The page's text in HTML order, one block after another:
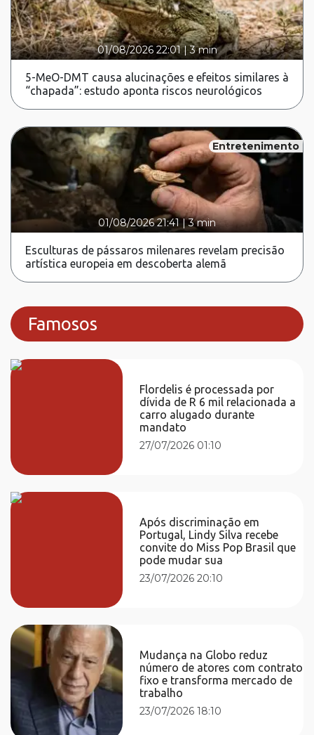
01/08/2026 22:01|3 min
5-MeO-DMT causa alucinações e efeitos similares à
“chapada”: estudo aponta riscos neurológicos
Entretenimento
01/08/2026 21:41 |3 min
Esculturas de pássaros milenares revelam precisão
artística europeia em descoberta alemã
Famosos
Flordelis é processada por
dívida de R 6 mil relacionada a
carro alugado durante
mandato
27/07/2026 01:10
Após discriminação em
Portugal, Lindy Silva recebe
convite do Miss Pop Brasil que
pode mudar sua
23/07/2026 20:10
Mudança na Globo reduz
número de atores com contrato
fixo e transforma mercado de
trabalho
23/07/2026 18:10